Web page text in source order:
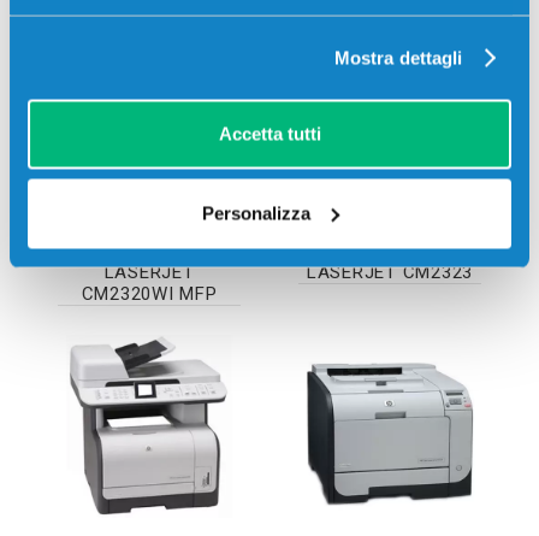
Mostra dettagli
Accetta tutti
Personalizza
HpCOLOR
LASERJET
CM2320WI MFP
HpCOLOR
LASERJET CM2323